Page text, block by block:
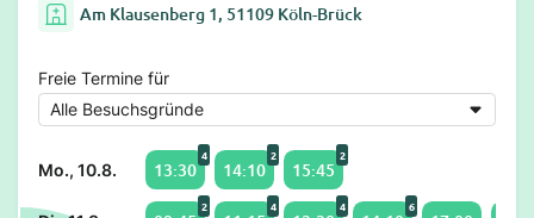
Am Klausenberg 1, 51109 Köln-Brück
Freie Termine für
Mo., 10.8. 13:30
4
14:10
2
15:45
2
2 4 4 6